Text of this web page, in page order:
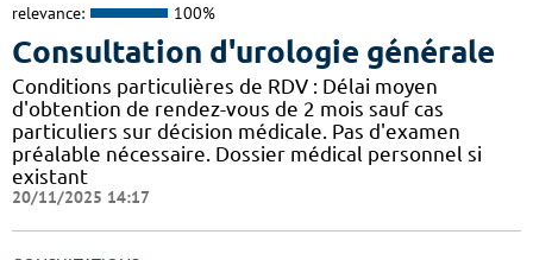
relevance: 100%
Consultation d'urologie générale
Conditions particulières de RDV : Délai moyen
d'obtention de rendez-vous de 2 mois sauf cas
particuliers sur décision médicale. Pas d'examen
préalable nécessaire. Dossier médical personnel si
existant
20/11/2025 14:17